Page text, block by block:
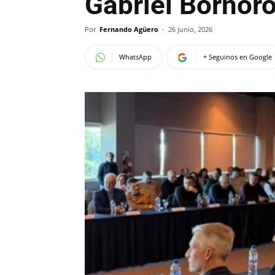
Por Fernando Agüero - 26 junio, 2026
WhatsApp + Seguinos en Google